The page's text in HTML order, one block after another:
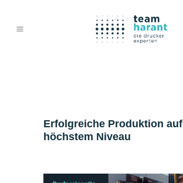
Erfolgreiche Produktion auf
höchstem Niveau